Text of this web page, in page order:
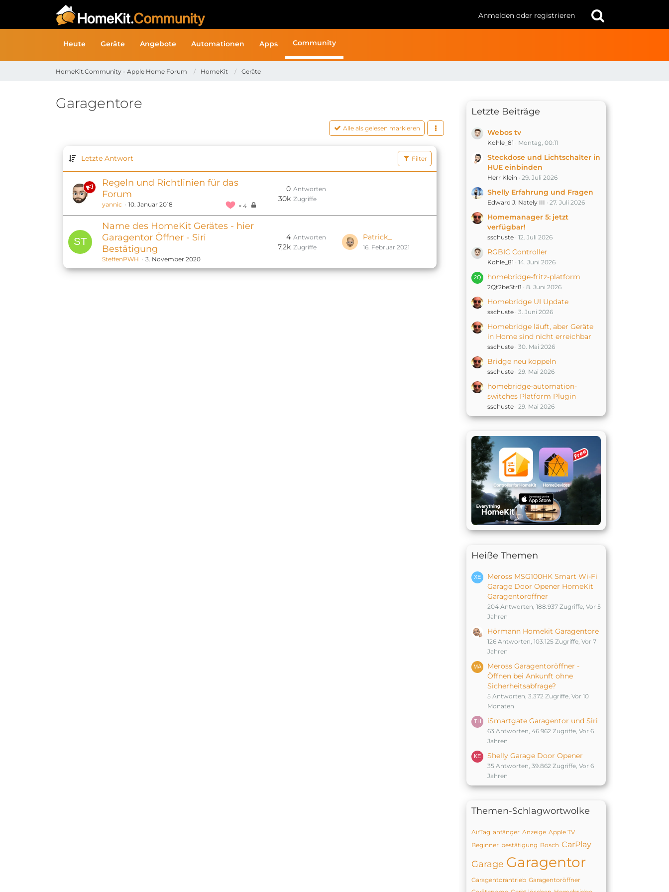
Anmelden oder registrieren
Heute Geräte Angebote Automationen Apps Community
HomeKit.Community - Apple Home Forum HomeKit Geräte
Garagentore
Alle als gelesen markieren
Letzte Antwort Filter
Regeln und Richtlinien für das
Forum
4
yannic 10. Januar 2018
Antworten
0
Zugriffe
30k
Name des HomeKit Gerätes - hier
Garagentor Öffner - Siri
Bestätigung
SteffenPWH 3. November 2020
Antworten
4
Zugriffe
7,2k
Patrick_
16. Februar 2021
Letzte Beiträge
Webos tv
Kohle_81 Montag, 00:11
Steckdose und Lichtschalter in
HUE einbinden
Herr Klein 29. Juli 2026
Shelly Erfahrung und Fragen
Edward J. Nately III 27. Juli 2026
Homemanager 5: jetzt
verfügbar!
sschuste 12. Juli 2026
RGBIC Controller
Kohle_81 14. Juni 2026
homebridge-fritz-platform
2Qt2beStr8 8. Juni 2026
Homebridge UI Update
sschuste 3. Juni 2026
Homebridge läuft, aber Geräte
in Home sind nicht erreichbar
sschuste 30. Mai 2026
Bridge neu koppeln
sschuste 29. Mai 2026
homebridge-automation-
switches Platform Plugin
sschuste 29. Mai 2026
Heiße Themen
Meross MSG100HK Smart Wi-Fi
Garage Door Opener HomeKit
Garagentoröffner
204 Antworten, 188.937 Zugriffe, Vor 5
Jahren
Hörmann Homekit Garagentore
126 Antworten, 103.125 Zugriffe, Vor 7
Jahren
Meross Garagentoröffner -
Öffnen bei Ankunft ohne
Sicherheitsabfrage?
5 Antworten, 3.372 Zugriffe, Vor 10
Monaten
iSmartgate Garagentor und Siri
63 Antworten, 46.962 Zugriffe, Vor 6
Jahren
Shelly Garage Door Opener
35 Antworten, 39.862 Zugriffe, Vor 6
Jahren
Themen-Schlagwortwolke
AirTag anfänger Anzeige Apple TV
Beginner bestätigung Bosch CarPlay
Garage Garagentor
Garagentorantrieb Garagentoröffner